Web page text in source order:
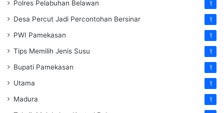
Polres Pelabuhan Belawan 1
Desa Percut Jadi Percontohan Bersinar 1
PWI Pamekasan 1
Tips Memilih Jenis Susu 1
Bupati Pamekasan 1
Utama 1
Madura 1